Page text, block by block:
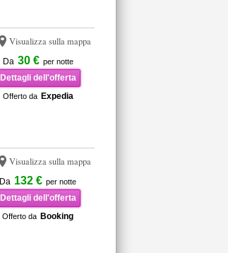
Visualizza sulla mappa
Da 30 € per notte
Dettagli dell'offerta
Offerto da Expedia
Visualizza sulla mappa
Da 132 € per notte
Dettagli dell'offerta
Offerto da Booking